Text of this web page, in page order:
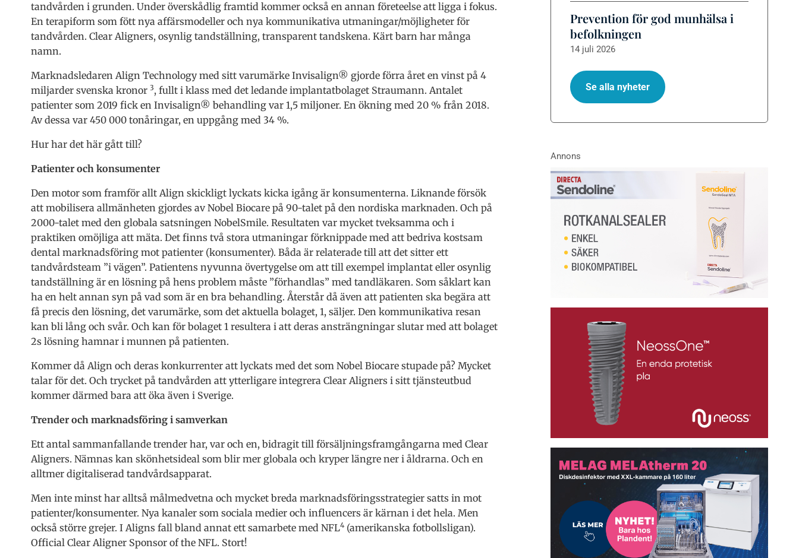
tandvården i grunden. Under överskådlig framtid kommer också en annan företeelse att ligga i fokus.
En terapiform som fött nya affärsmodeller och nya kommunikativa utmaningar/möjligheter för
tandvården. Clear Aligners, osynlig tandställning, transparent tandskena. Kärt barn har många
namn.
Marknadsledaren Align Technology med sitt varumärke Invisalign® gjorde förra året en vinst på 4
miljarder svenska kronor 3, fullt i klass med det ledande implantatbolaget Straumann. Antalet
patienter som 2019 fick en Invisalign® behandling var 1,5 miljoner. En ökning med 20 % från 2018.
Av dessa var 450 000 tonåringar, en uppgång med 34 %.
Hur har det här gått till?
Patienter och konsumenter
Den motor som framför allt Align skickligt lyckats kicka igång är konsumenterna. Liknande försök
att mobilisera allmänheten gjordes av Nobel Biocare på 90-talet på den nordiska marknaden. Och på
2000-talet med den globala satsningen NobelSmile. Resultaten var mycket tveksamma och i
praktiken omöjliga att mäta. Det finns två stora utmaningar förknippade med att bedriva kostsam
dental marknadsföring mot patienter (konsumenter). Båda är relaterade till att det sitter ett
tandvårdsteam ”i vägen”. Patientens nyvunna övertygelse om att till exempel implantat eller osynlig
tandställning är en lösning på hens problem måste ”förhandlas” med tandläkaren. Som såklart kan
ha en helt annan syn på vad som är en bra behandling. Återstår då även att patienten ska begära att
få precis den lösning, det varumärke, som det aktuella bolaget, 1, säljer. Den kommunikativa resan
kan bli lång och svår. Och kan för bolaget 1 resultera i att deras ansträngningar slutar med att bolaget
2s lösning hamnar i munnen på patienten.
Kommer då Align och deras konkurrenter att lyckats med det som Nobel Biocare stupade på? Mycket
talar för det. Och trycket på tandvården att ytterligare integrera Clear Aligners i sitt tjänsteutbud
kommer därmed bara att öka även i Sverige.
Trender och marknadsföring i samverkan
Ett antal sammanfallande trender har, var och en, bidragit till försäljningsframgångarna med Clear
Aligners. Nämnas kan skönhetsideal som blir mer globala och kryper längre ner i åldrarna. Och en
alltmer digitaliserad tandvårdsapparat.
Men inte minst har alltså målmedvetna och mycket breda marknadsföringsstrategier satts in mot
patienter/konsumenter. Nya kanaler som sociala medier och influencers är kärnan i det hela. Men
också större grejer. I Aligns fall bland annat ett samarbete med NFL4 (amerikanska fotbollsligan).
Official Clear Aligner Sponsor of the NFL. Stort!
Prevention för god munhälsa i
befolkningen
14 juli 2026
Se alla nyheter